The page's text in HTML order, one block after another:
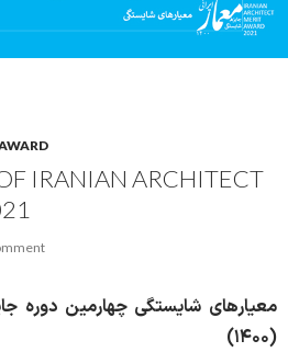
IRANIAN ARCHITECT
معیارهای شایستگی چهارمین دوره
(۱۴۰۰)